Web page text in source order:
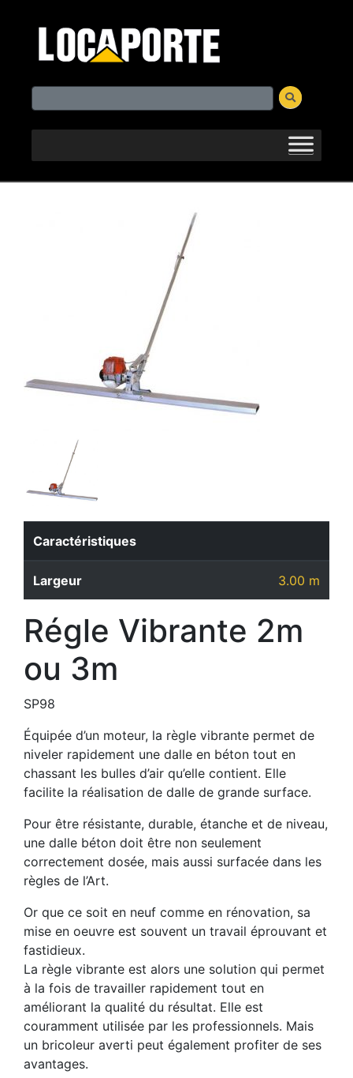
Caractéristiques
Largeur 3.00 m
Régle Vibrante 2m
ou 3m
SP98
Équipée d’un moteur, la règle vibrante permet de
niveler rapidement une dalle en béton tout en
chassant les bulles d’air qu’elle contient. Elle
facilite la réalisation de dalle de grande surface.
Pour être résistante, durable, étanche et de niveau,
une dalle béton doit être non seulement
correctement dosée, mais aussi surfacée dans les
règles de l’Art.
Or que ce soit en neuf comme en rénovation, sa
mise en oeuvre est souvent un travail éprouvant et
fastidieux.
La règle vibrante est alors une solution qui permet
à la fois de travailler rapidement tout en
améliorant la qualité du résultat. Elle est
couramment utilisée par les professionnels. Mais
un bricoleur averti peut également profiter de ses
avantages.